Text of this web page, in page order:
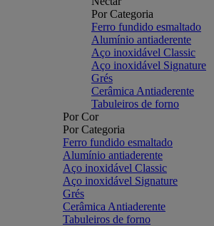
Por Categoria
Ferro fundido esmaltado
Alumínio antiaderente
Aço inoxidável Classic
Aço inoxidável Signature
Grés
Cerâmica Antiaderente
Tabuleiros de forno
Por Cor
Por Categoria
Ferro fundido esmaltado
Alumínio antiaderente
Aço inoxidável Classic
Aço inoxidável Signature
Grés
Cerâmica Antiaderente
Tabuleiros de forno